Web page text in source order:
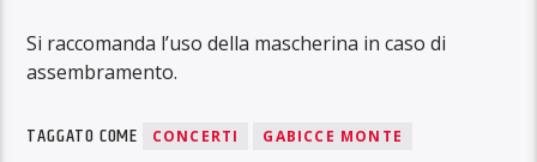
Si raccomanda l’uso della mascherina in caso di
assembramento.
TAGGATO COME CONCERTI GABICCE MONTE